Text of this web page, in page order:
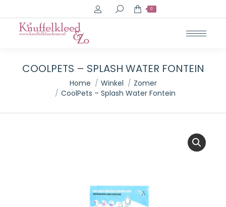
Search: 0
COOLPETS – SPLASH WATER FONTEIN
Home Winkel
Zomer
CoolPets – Splash Water Fontein